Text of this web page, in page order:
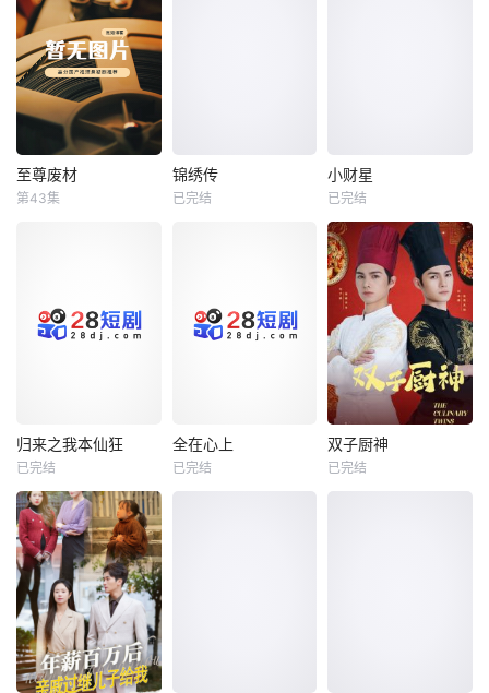
至尊废材
至尊废材
第43集
锦绣传
锦绣传
已完结
小财星
小财星
已完结
归来之我本仙狂
归来之我本仙狂
已完结
全在心上
全在心上
已完结
双子厨神
双子厨神
已完结